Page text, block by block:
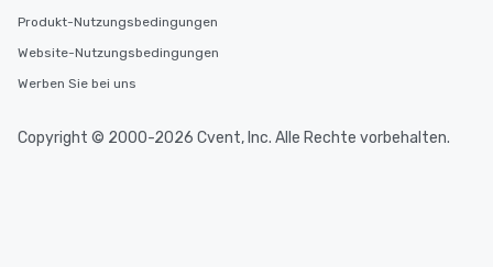
Produkt-Nutzungsbedingungen
Website-Nutzungsbedingungen
Werben Sie bei uns
Copyright © 2000-2026 Cvent, Inc. Alle Rechte vorbehalten.